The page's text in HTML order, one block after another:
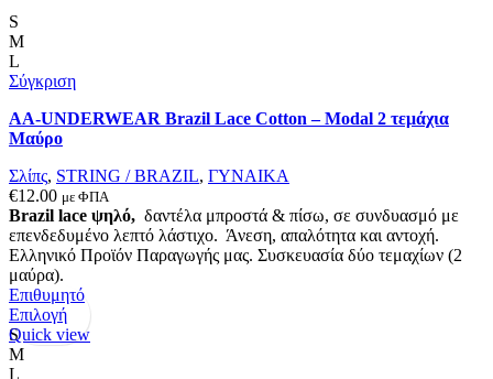
S
M
L
Σύγκριση
AA-UNDERWEAR Brazil Lace Cotton – Modal 2 τεμάχια
Μαύρο
Σλίπς, STRING / BRAZIL, ΓΥΝΑΙΚΑ
€12.00 με ΦΠΑ
Brazil lace ψηλό, δαντέλα μπροστά & πίσω, σε συνδυασμό με
επενδεδυμένο λεπτό λάστιχο. Άνεση, απαλότητα και αντοχή.
Ελληνικό Προϊόν Παραγωγής μας. Συσκευασία δύο τεμαχίων (2
μαύρα).
Επιθυμητό
ΕπιλογήΑυτό
το
Quick view
S
M
L